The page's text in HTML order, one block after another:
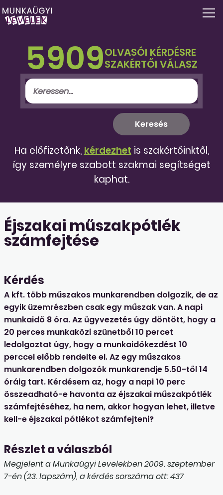
5909OLVASÓI KÉRDÉSRE
SZAKÉRTŐI VÁLASZ
Ha előfizetőnk, kérdezhet is szakértőinktől,
így személyre szabott szakmai segítséget
kaphat.
Éjszakai műszakpótlék
számfejtése
Kérdés
A kft. több műszakos munkarendben dolgozik, de az
egyik üzemrészben csak egy műszak van. A napi
munkaidő 8 óra. Az ügyvezetés úgy döntött, hogy a
20 perces munkaközi szünetből 10 percet
ledolgoztat úgy, hogy a munkaidőkezdést 10
perccel előbb rendelte el. Az egy műszakos
munkarendben dolgozók munkarendje 5.50-től 14
óráig tart. Kérdésem az, hogy a napi 10 perc
összeadható-e havonta az éjszakai műszakpótlék
számfejtéséhez, ha nem, akkor hogyan lehet, illetve
kell-e éjszakai pótlékot számfejteni?
Részlet a válaszból
Megjelent a Munkaügyi Levelekben 2009. szeptember
7-én (23. lapszám), a kérdés sorszáma ott: 437